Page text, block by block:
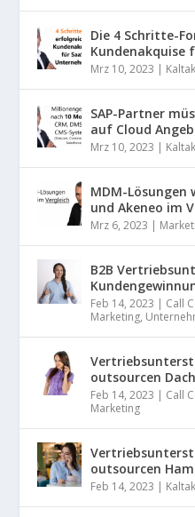
Die 4 Schritte-
Kundenakquise
Mrz 10, 2023 |
SAP-Partner
auf Cloud
Mrz 10, 2023 |
MDM-Lösungen
und Akeneo im
Mrz 6, 2023 |
B2B
Feb 14, 2023 | Call
Marketing,
outsourcen
Feb 14, 2023 | Call
Marketing
outsourcen
Feb 14, 2023 |